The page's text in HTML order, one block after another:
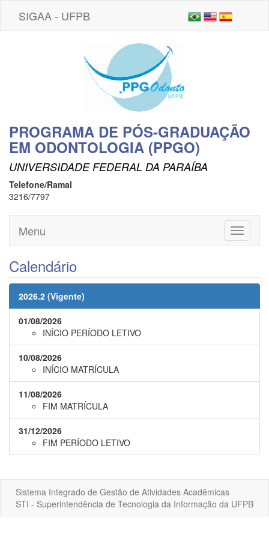
SIGAA - UFPB
PROGRAMA DE PÓS-GRADUAÇÃO
EM ODONTOLOGIA (PPGO)
UNIVERSIDADE FEDERAL DA PARAÍBA
Telefone/Ramal
3216/7797
Toggle
Menu
Calendário
2026.2 (Vigente)
01/08/2026
INÍCIO PERÍODO LETIVO
10/08/2026
INÍCIO MATRÍCULA
11/08/2026
FIM MATRÍCULA
31/12/2026
FIM PERÍODO LETIVO
Sistema Integrado de Gestão de Atividades Acadêmicas
STI - Superintendência de Tecnologia da Informação da UFPB